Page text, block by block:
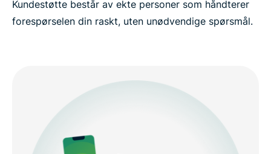
Kundestøtte består av ekte personer som håndterer
forespørselen din raskt, uten unødvendige spørsmål.